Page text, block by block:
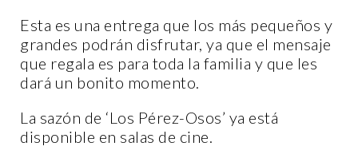
Esta es una entrega que los más pequeños y
grandes podrán disfrutar, ya que el mensaje
que regala es para toda la familia y que les
dará un bonito momento.
La sazón de ‘Los Pérez-Osos’ ya está
disponible en salas de cine.